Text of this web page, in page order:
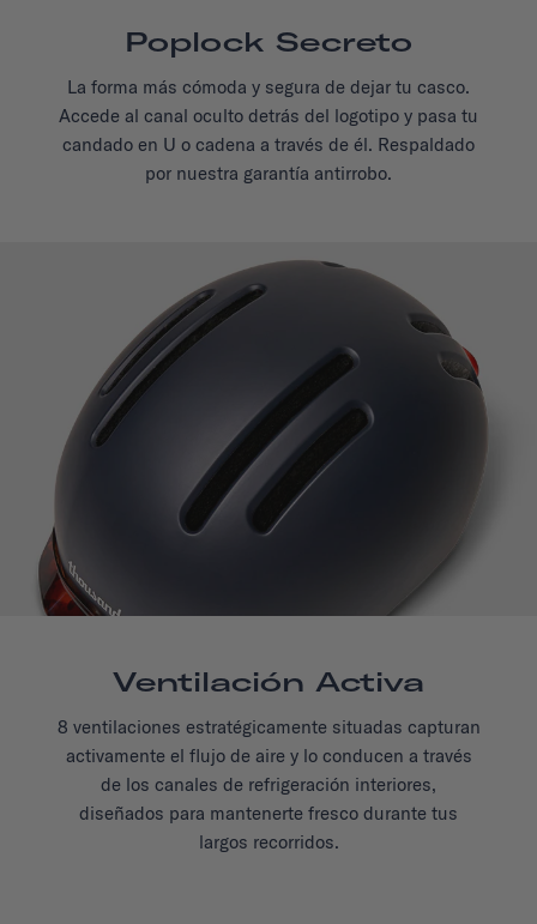
Poplock Secreto
La forma más cómoda y segura de dejar tu casco.
Accede al canal oculto detrás del logotipo y pasa tu
candado en U o cadena a través de él. Respaldado
por nuestra garantía antirrobo.
Ventilación Activa
8 ventilaciones estratégicamente situadas capturan
activamente el flujo de aire y lo conducen a través
de los canales de refrigeración interiores,
diseñados para mantenerte fresco durante tus
largos recorridos.